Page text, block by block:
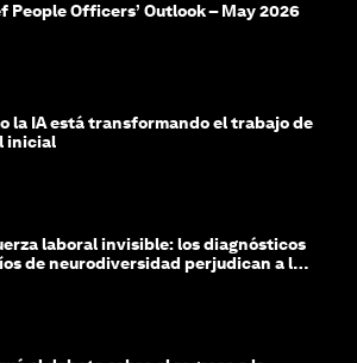
People Officers’ Outlook – May 2026
la IA está transformando el trabajo de
inicial
laboral invisible: los diagnósticos
de neurodiversidad perjudican a las